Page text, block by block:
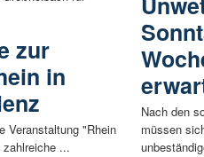
zur
in
Veranstaltung "Rhein
...
Nach den
müssen